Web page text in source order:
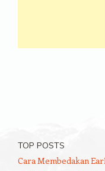
TOP POSTS
Cara Membedakan